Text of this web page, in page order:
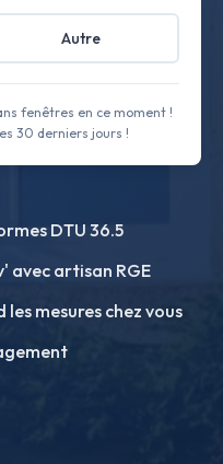
Autre
fenêtres en ce moment !
30 derniers jours !
DTU 36.5
avec artisan RGE
mesures chez vous